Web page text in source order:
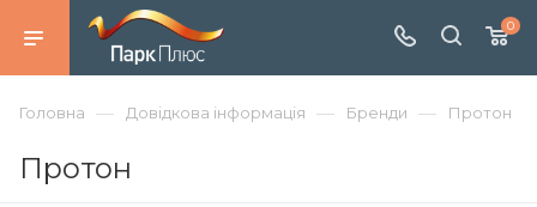
0
Головна — Довідкова інформація — Бренди — Протон
Протон